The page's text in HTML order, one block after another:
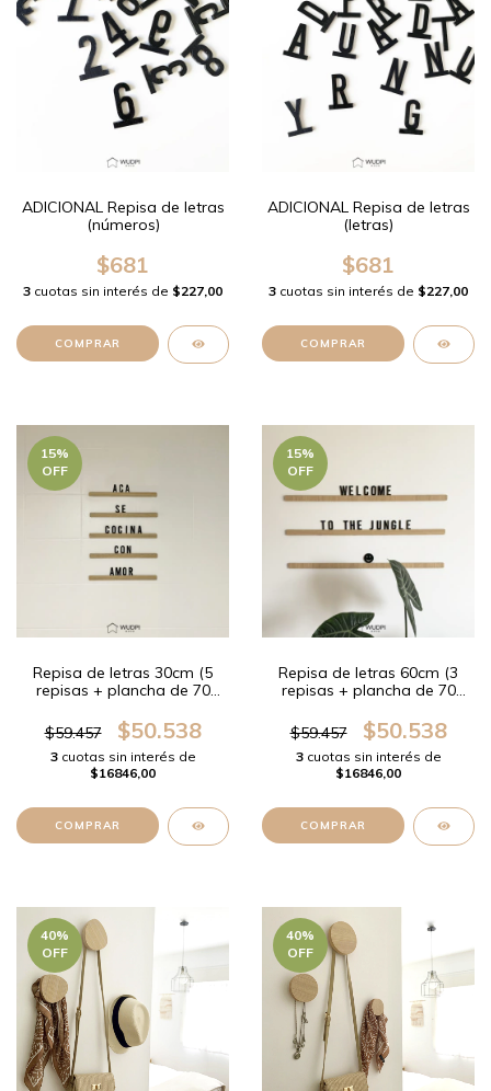
ADICIONAL Repisa de letras
(números)
$681
3 cuotas sin interés de $227,00
COMPRAR
ADICIONAL Repisa de letras
(letras)
$681
3 cuotas sin interés de $227,00
COMPRAR
15%
OFF
Repisa de letras 30cm (5
repisas + plancha de 70
$59.457
$50.538
3cuotas sin interés de
$16846,00
15%
OFF
Repisa de letras 60cm (3
repisas + plancha de 70
$59.457
$50.538
3cuotas sin interés de
$16846,00
40%
OFF
40%
OFF